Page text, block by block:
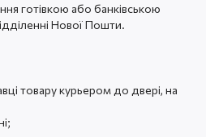
готівкою або банківською
Нової Пошти.
товару курьером до двері, на